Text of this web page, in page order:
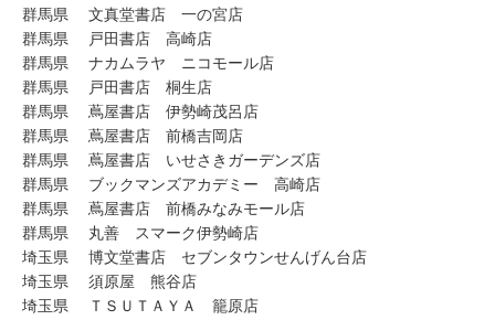
群馬県 文真堂書店 一の宮店
群馬県 戸田書店 高崎店
群馬県 ナカムラヤ ニコモール店
群馬県 戸田書店 桐生店
群馬県 蔦屋書店 伊勢崎茂呂店
群馬県 蔦屋書店 前橋吉岡店
群馬県 蔦屋書店 いせさきガーデンズ店
群馬県 ブックマンズアカデミー 高崎店
群馬県 蔦屋書店 前橋みなみモール店
群馬県 丸善 スマーク伊勢崎店
埼玉県 博文堂書店 セブンタウンせんげん台店
埼玉県 須原屋 熊谷店
埼玉県 ＴＳＵＴＡＹＡ 籠原店